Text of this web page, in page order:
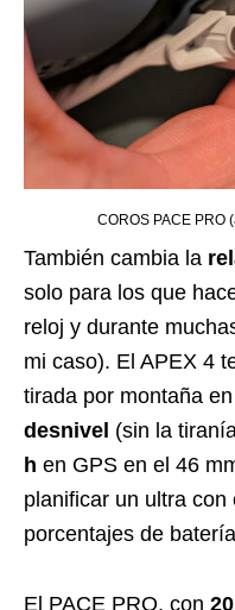
COROS PACE PRO
También cambia la
solo para los que
reloj y durante
mi caso). El APEX 4
tirada por montaña
desnivel (sin la
h en GPS en el 46
planificar un ultra
porcentajes de
El PACE PRO, con